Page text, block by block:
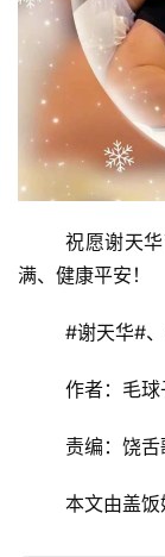
祝愿谢天
满、健康平安！
#谢天华#
作者：毛球
责编：饶
本文由盖饭